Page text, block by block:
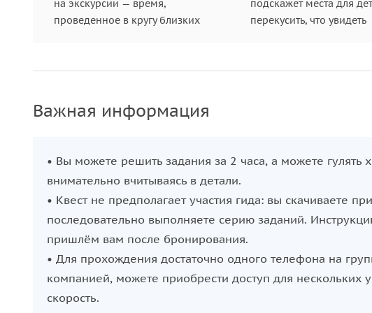
на экскурсии — время,
проведенное в кругу близких
подскажет места для
перекусить, что увидеть
Важная информация
• Вы можете решить задания за 2 часа, а можете гулять
внимательно вчитываясь в детали.
• Квест не предполагает участия гида: вы скачиваете
последовательно выполняете серию заданий.
пришлём вам после бронирования.
• Для прохождения достаточно одного телефона на
компанией, можете приобрести доступ для нескольких
скорость.